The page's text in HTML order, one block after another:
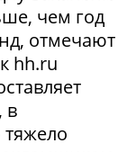
чем год
отмечают
hh.ru
в